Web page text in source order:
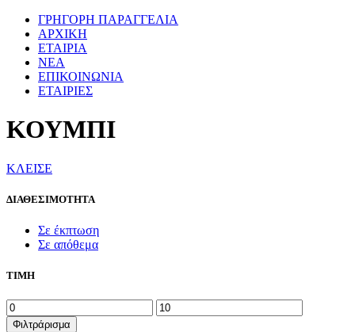
ΓΡΗΓΟΡΗ ΠΑΡΑΓΓΕΛΙΑ
ΑΡΧΙΚΗ
ΕΤΑΙΡΙΑ
ΝΕΑ
ΕΠΙΚΟΙΝΩΝΙΑ
ΕΤΑΙΡΙΕΣ
ΚΟΥΜΠΙ
ΚΛΕΙΣΕ
ΔΙΑΘΕΣΙΜΟΤΗΤΑ
Σε έκπτωση
Σε απόθεμα
ΤΙΜΗ
Ελάχιστη
τιμή
Μέγιστη
τιμή
Φιλτράρισμα